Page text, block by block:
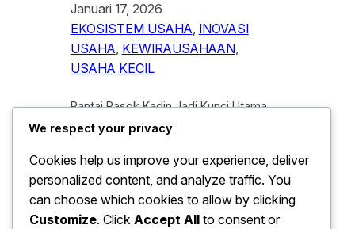
Januari 17, 2026
EKOSISTEM USAHA, INOVASI
USAHA, KEWIRAUSAHAAN
USAHA KECIL
Rantai Pasok Kadin Jadi Kunci Utama
Usaha Kecil Naik Kelas. Penguatan rantai
dan Industri (Kadin) di nilai menjadi
kunci utama dalam mendorong usaha
kecil agar mampu naik kelas dan
bersaing di tingkat yang lebih luas.
We respect your privacy
Cookies help us improve your experience, deliver
personalized content, and analyze traffic. You
can choose which cookies to allow by clicking
Customize. Click Accept All to consent or